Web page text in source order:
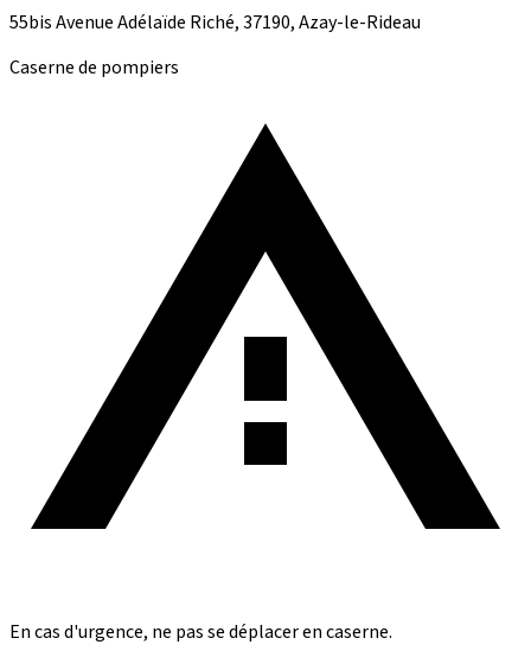
55bis Avenue Adélaïde Riché, 37190, Azay-le-Rideau
Caserne de pompiers
En cas d'urgence, ne pas se déplacer en caserne.